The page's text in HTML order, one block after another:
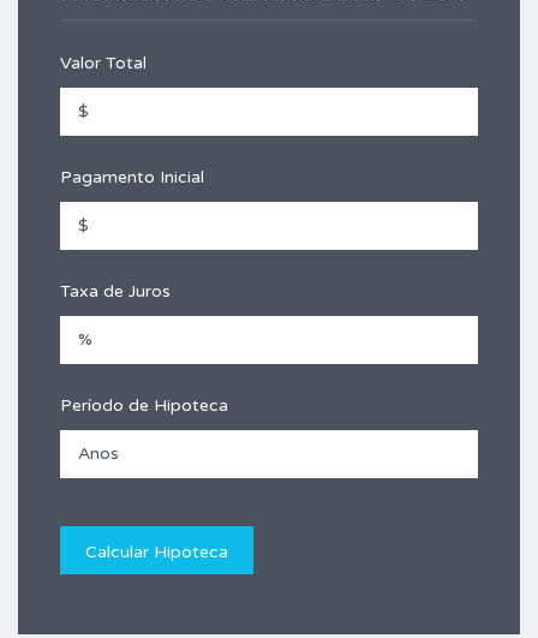
Valor Total
Pagamento Inicial
Taxa de Juros
Período de Hipoteca